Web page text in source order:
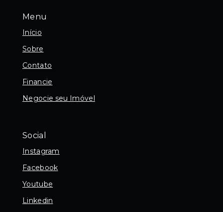
Menu
Início
Sobre
Contato
Financie
Negocie seu Imóvel
Social
Instagram
Facebook
Youtube
Linkedin